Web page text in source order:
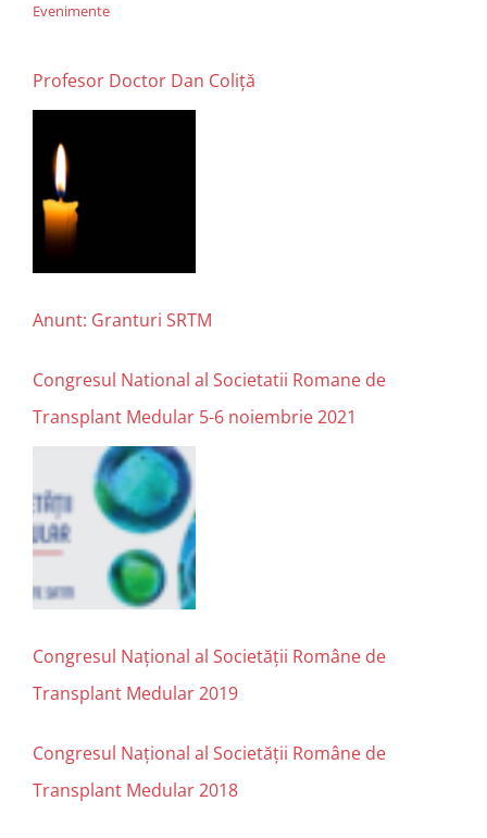
Evenimente
Profesor Doctor Dan Coliță
Anunt: Granturi SRTM
Congresul National al Societatii Romane de
Transplant Medular 5-6 noiembrie 2021
Congresul Național al Societății Române de
Transplant Medular 2019
Congresul Național al Societății Române de
Transplant Medular 2018